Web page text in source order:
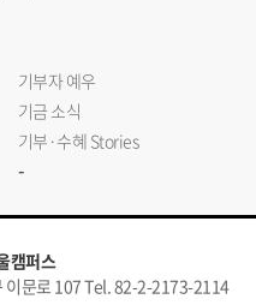
기부자 예우
기금 소식
기부·수혜 Stories
-
캠퍼스
이문로 107 Tel. 82-2-2173-2114